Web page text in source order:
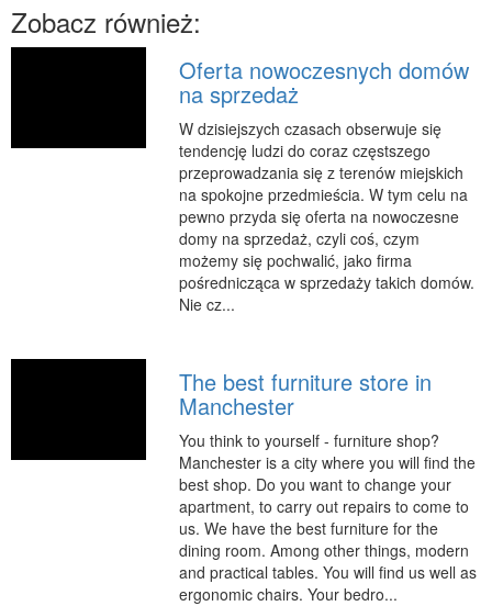
POPULARYZACJA
Agencje Reklamowe
Inne Agencje
Imprezy Integracyjne
Zajęcia Sportowe i Rekreacyjne
Informatyczne
Restauracje, Catering
Adwokaci, Porady Prawne
Sprzątanie, Porządkowanie
Zobacz również:
Oferta nowoczesnych domów
na sprzedaż
W dzisiejszych czasach obserwuje się
tendencję ludzi do coraz częstszego
przeprowadzania się z terenów miejskich
na spokojne przedmieścia. W tym celu na
pewno przyda się oferta na nowoczesne
domy na sprzedaż, czyli coś, czym
możemy się pochwalić, jako firma
pośrednicząca w sprzedaży takich domów.
Nie cz...
The best furniture store in
Manchester
You think to yourself - furniture shop?
Manchester is a city where you will find the
best shop. Do you want to change your
apartment, to carry out repairs to come to
us. We have the best furniture for the
dining room. Among other things, modern
and practical tables. You will find us well as
ergonomic chairs. Your bedro...